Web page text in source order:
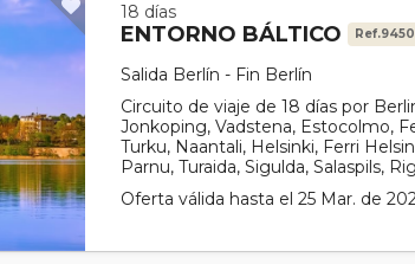
18 días
ENTORNO BÁLTICO Ref.9450
Salida Berlín - Fin Berlín
Circuito de viaje de 18 días por
Jonkoping, Vadstena, Estocolmo,
Turku, Naantali, Helsinki, Ferri
Parnu, Turaida, Sigulda, Salaspils,
Oferta válida hasta el 25 Mar. de